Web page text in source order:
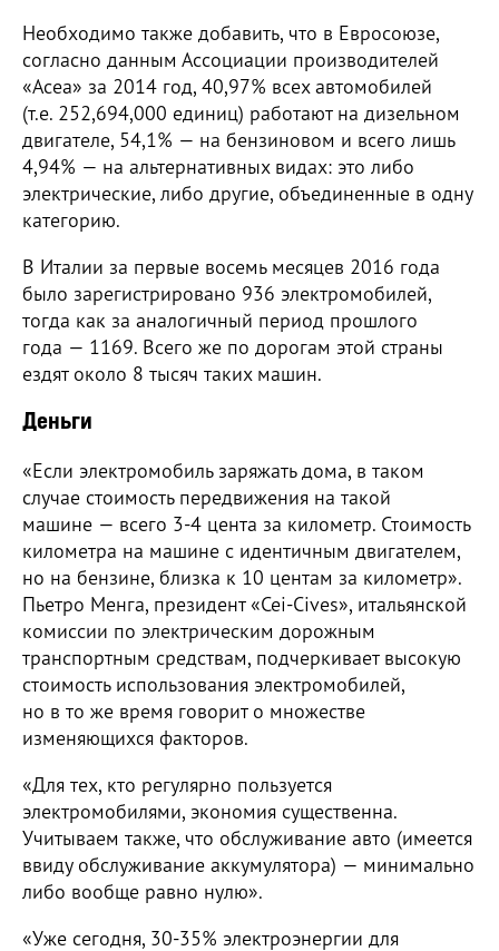
Необходимо также добавить, что в Евросоюзе,
согласно данным Ассоциации производителей
«Acea» за 2014 год, 40,97% всех автомобилей
(т.е. 252,694,000 единиц) работают на дизельном
двигателе, 54,1% — на бензиновом и всего лишь
4,94% — на альтернативных видах: это либо
электрические, либо другие, объединенные в одну
категорию.
В Италии за первые восемь месяцев 2016 года
было зарегистрировано 936 электромобилей,
тогда как за аналогичный период прошлого
года — 1169. Всего же по дорогам этой страны
ездят около 8 тысяч таких машин.
Деньги
«Если электромобиль заряжать дома, в таком
случае стоимость передвижения на такой
машине — всего 3-4 цента за километр. Стоимость
километра на машине с идентичным двигателем,
но на бензине, близка к 10 центам за километр».
Пьетро Менга, президент «Cei-Cives», итальянской
комиссии по электрическим дорожным
транспортным средствам, подчеркивает высокую
стоимость использования электромобилей,
но в то же время говорит о множестве
изменяющихся факторов.
«Для тех, кто регулярно пользуется
электромобилями, экономия существенна.
Учитываем также, что обслуживание авто (имеется
ввиду обслуживание аккумулятора) — минимально
либо вообще равно нулю».
«Уже сегодня, 30-35% электроэнергии для